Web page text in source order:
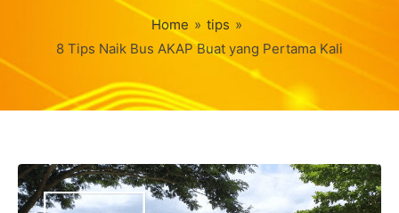
Home » tips »
8 Tips Naik Bus AKAP Buat yang Pertama Kali